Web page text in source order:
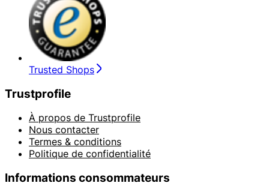
Trusted Shops
Trustprofile
À propos de Trustprofile
Nous contacter
Termes & conditions
Politique de confidentialité
Informations consommateurs